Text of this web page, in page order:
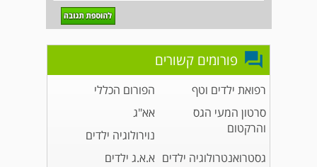
פורומים קשורים
רפואת ילדים וטף
הפורום הכללי
סרטון המעי הגס
והרקטום
אא"ג
נוירולוגיה ילדים
גסטרואנטרולוגיה ילדים א.א.ג ילדים